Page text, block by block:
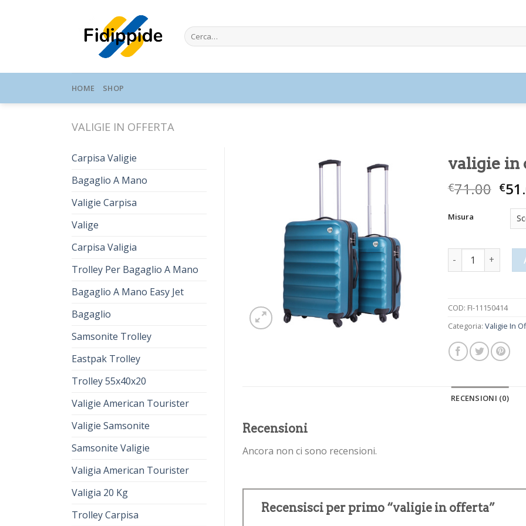
Cerca:
HOME SHOP
VALIGIE IN OFFERTA
Carpisa Valigie
Bagaglio A Mano
Valigie Carpisa
Valige
Carpisa Valigia
Trolley Per Bagaglio A Mano
Bagaglio A Mano Easy Jet
Bagaglio
Samsonite Trolley
Eastpak Trolley
Trolley 55x40x20
Valigie American Tourister
Valigie Samsonite
Samsonite Valigie
Valigia American Tourister
Valigia 20 Kg
Trolley Carpisa
valigie in
€71.00 €
Misura
valigie in offerta
COD: FI-11150414
Categoria: Valigie In
RECENSIONI (0)
Recensioni
Ancora non ci sono recensioni.
Recensisci per primo “valigie in offerta”